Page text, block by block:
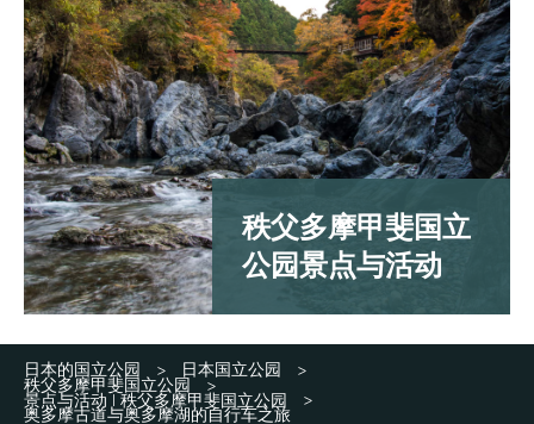
秩父多摩甲斐国立
公园景点与活动
日本的国立公园 > 日本国立公园 >
秩父多摩甲斐国立公园 >
景点与活动 | 秩父多摩甲斐国立公园 >
奥多摩古道与奥多摩湖的自行车之旅